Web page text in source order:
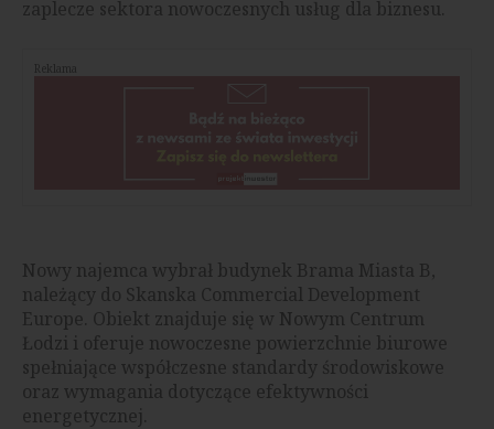
zaplecze sektora nowoczesnych usług dla biznesu.
Reklama
Nowy najemca wybrał budynek Brama Miasta B,
należący do Skanska Commercial Development
Europe. Obiekt znajduje się w Nowym Centrum
Łodzi i oferuje nowoczesne powierzchnie biurowe
spełniające współczesne standardy środowiskowe
oraz wymagania dotyczące efektywności
energetycznej.